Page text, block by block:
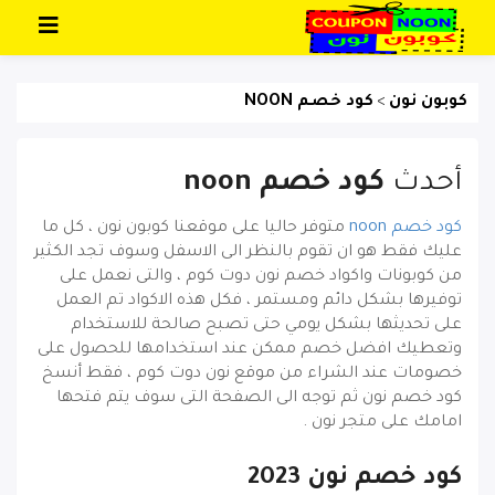
كوبون نون > كود خصم NOON
أحدث كود خصم noon
كود خصم noon
متوفر حاليا على موقعنا كوبون نون ، كل ما
عليك فقط هو ان تقوم بالنظر الى الاسفل وسوف تجد الكثير
من كوبونات واكواد خصم نون دوت كوم ، والتى نعمل على
توفيرها بشكل دائم ومستمر ، فكل هذه الاكواد تم العمل
على تحديثها بشكل يومي حتى تصبح صالحة للاستخدام
وتعطيك افضل خصم ممكن عند استخدامها للحصول على
خصومات عند الشراء من موقع نون دوت كوم ، فقط أنسخ
كود خصم نون ثم توجه الى الصفحة التى سوف يتم فتحها
امامك على متجر نون .
كود خصم نون 2023